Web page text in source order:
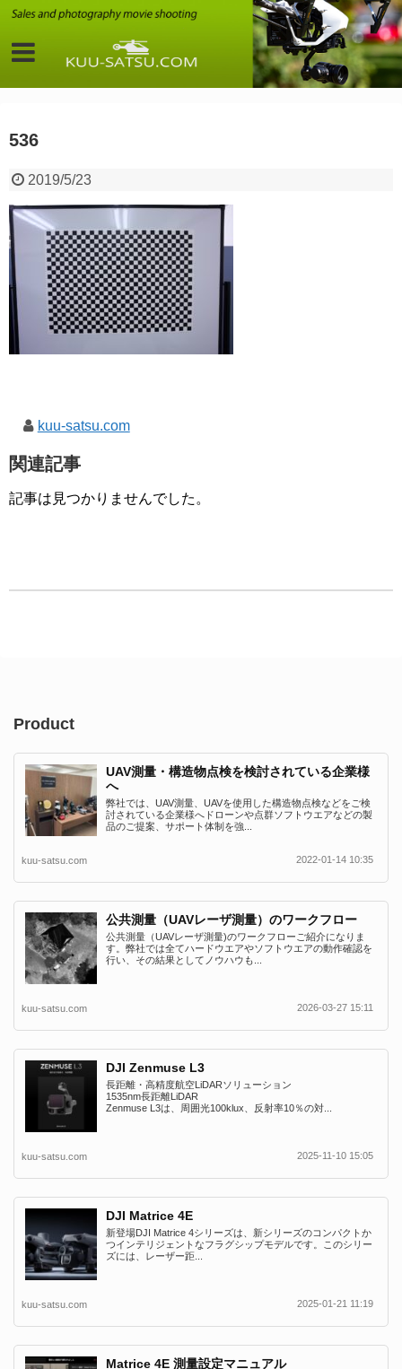
536
2019/5/23
kuu-satsu.com
関連記事
記事は見つかりませんでした。
Product
UAV測量・構造物点検を検討されている企業様
へ
弊社では、UAV測量、UAVを使用した構造物点検などをご検
討されている企業様へドローンや点群ソフトウエアなどの製
品のご提案、サポート体制を強...
kuu-satsu.com 2022-01-14 10:35
公共測量（UAVレーザ測量）のワークフロー
公共測量（UAVレーザ測量)のワークフローご紹介になりま
す。弊社では全てハードウエアやソフトウエアの動作確認を
行い、その結果としてノウハウも...
kuu-satsu.com 2026-03-27 15:11
DJI Zenmuse L3
長距離・高精度航空LiDARソリューション
1535nm長距離LiDAR
Zenmuse L3は、周囲光100klux、反射率10％の対...
kuu-satsu.com 2025-11-10 15:05
DJI Matrice 4E
新登場DJI Matrice 4シリーズは、新シリーズのコンパクトか
つインテリジェントなフラグシップモデルです。このシリー
ズには、レーザー距...
kuu-satsu.com 2025-01-21 11:19
Matrice 4E 測量設定マニュアル